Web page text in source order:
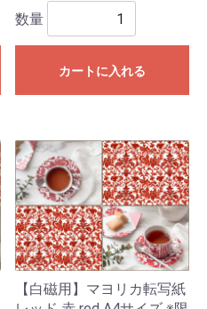
数量
カートに入れる
【白磁用】マヨリカ転写紙